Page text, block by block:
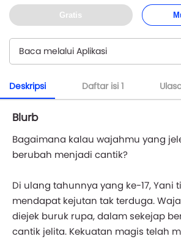
Gratis
Baca melalui Aplikasi
Deskripsi Daftar isi 1
Blurb
Bagaimana kalau wajahmu yang
berubah menjadi cantik?
Di ulang tahunnya yang ke-17, Yani
mendapat kejutan tak terduga.
diejek buruk rupa, dalam sekejap
cantik jelita. Kekuatan magis telah